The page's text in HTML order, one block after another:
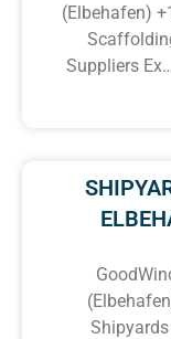
(Elbehafen)
Suppliers